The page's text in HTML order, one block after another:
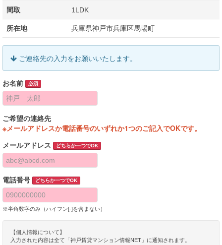
間取 1LDK
所在地 兵庫県神戸市兵庫区馬場町
ご連絡先の入力をお願いいたします。
お名前 必須
ご希望の連絡先
※メールアドレスか電話番号のいずれか1つのご記入でOKです。
メールアドレス どちらか一つでOK
電話番号 どちらか一つでOK
※半角数字のみ（ハイフン[-]を含まない）
【個人情報について】
入力された内容は全て「神戸賃貸マンション情報NET」に通知されます。